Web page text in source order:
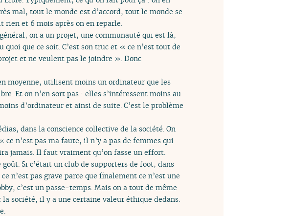
mal, tout le monde est d’accord, tout le monde se
et 6 mois après on en reparle.
on a un projet, une communauté qui est là,
que ce soit. C’est son truc et « ce n’est tout de
et ne veulent pas le joindre ». Donc
moyenne, utilisent moins un ordinateur que les
Et on n’en sort pas : elles s’intéressent moins au
d’ordinateur et ainsi de suite. C’est le problème
dans la conscience collective de la société. On
n’est pas ma faute, il n’y a pas de femmes qui
jamais. Il faut vraiment qu’on fasse un effort.
goût. Si c’était un club de supporters de foot, dans
n’est pas grave parce que finalement ce n’est une
c’est un passe-temps. Mais on a tout de même
société, il y a une certaine valeur éthique dedans.